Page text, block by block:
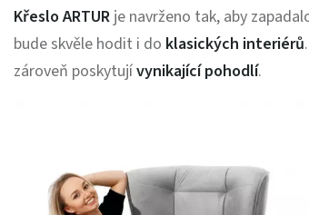
Křeslo ARTUR je navrženo tak, aby
bude skvěle hodit i do klasických interiérů
zároveň poskytujívynikající pohodlí.